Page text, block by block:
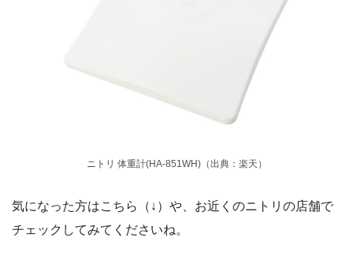
ニトリ 体重計(HA-851WH)（出典：楽天）
気になった方はこちら（↓）や、お近くのニトリの店舗で
チェックしてみてくださいね。